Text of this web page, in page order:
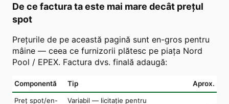
De ce factura ta este mai mare decât prețul
spot
Prețurile de pe această pagină sunt en-gros pentru
mâine — ceea ce furnizorii plătesc pe piața Nord
Pool / EPEX. Factura dvs. finală adaugă:
Componentă Tip Aprox.
Preț spot/en-
Variabil — licitație pentru